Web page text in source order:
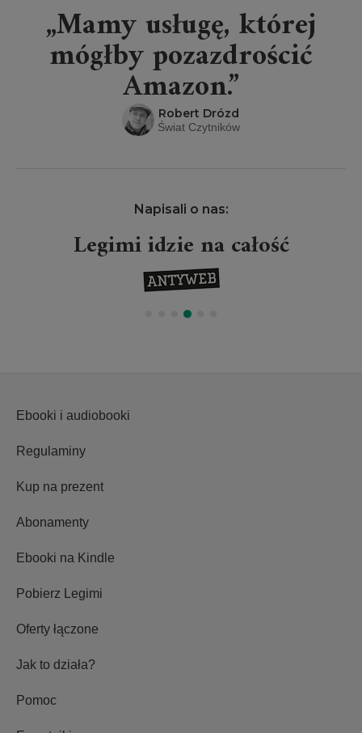
„Mamy usługę, której
mógłby pozazdrościć
Amazon.”
Robert Drózd
Świat Czytników
Napisali o nas:
Legimi idzie na całość
Ebooki i audiobooki
Regulaminy
Kup na prezent
Abonamenty
Ebooki na Kindle
Pobierz Legimi
Oferty łączone
Jak to działa?
Pomoc